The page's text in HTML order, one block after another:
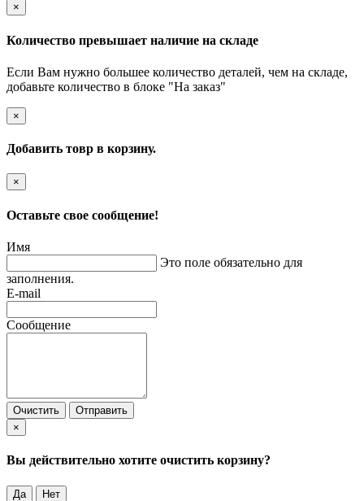
×
Количество превышает наличие на складе
Если Вам нужно большее количество деталей, чем на складе,
добавьте количество в блоке "На заказ"
×
Добавить товр в корзину.
×
Оставьте свое сообщение!
Имя
Это поле обязательно для
заполнения.
E-mail
Сообщение
Очистить
Отправить
×
Вы действительно хотите очистить корзину?
Да Нет